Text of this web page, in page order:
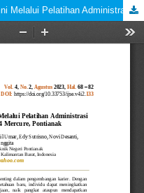
Pengembangan Keterampilan Alumni Melalui Pelatihan Administrasi dan Pelayanan Hotel Bintang 4 Mercure, Pontianak